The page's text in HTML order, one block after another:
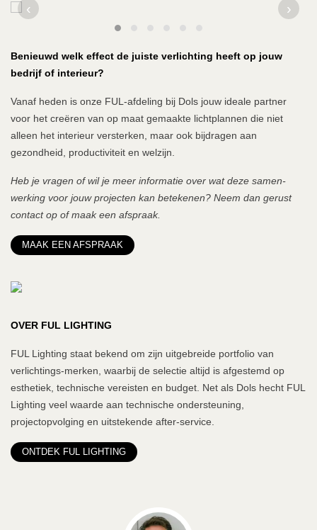
‹ ›
Benieuwd welk effect de juiste verlichting heeft op jouw
bedrijf of interieur?
Vanaf heden is onze FUL-afdeling bij Dols jouw ideale partner
voor het creëren van op maat gemaakte lichtplannen die niet
alleen het interieur versterken, maar ook bijdragen aan
gezondheid, productiviteit en welzijn.
Heb je vragen of wil je meer informatie over wat deze samen-
werking voor jouw projecten kan betekenen? Neem dan gerust
contact op of maak een afspraak.
MAAK EEN AFSPRAAK
OVER FUL LIGHTING
FUL Lighting staat bekend om zijn uitgebreide portfolio van
verlichtings-merken, waarbij de selectie altijd is afgestemd op
esthetiek, technische vereisten en budget. Net als Dols hecht FUL
Lighting veel waarde aan technische ondersteuning,
projectopvolging en uitstekende after-service.
ONTDEK FUL LIGHTING